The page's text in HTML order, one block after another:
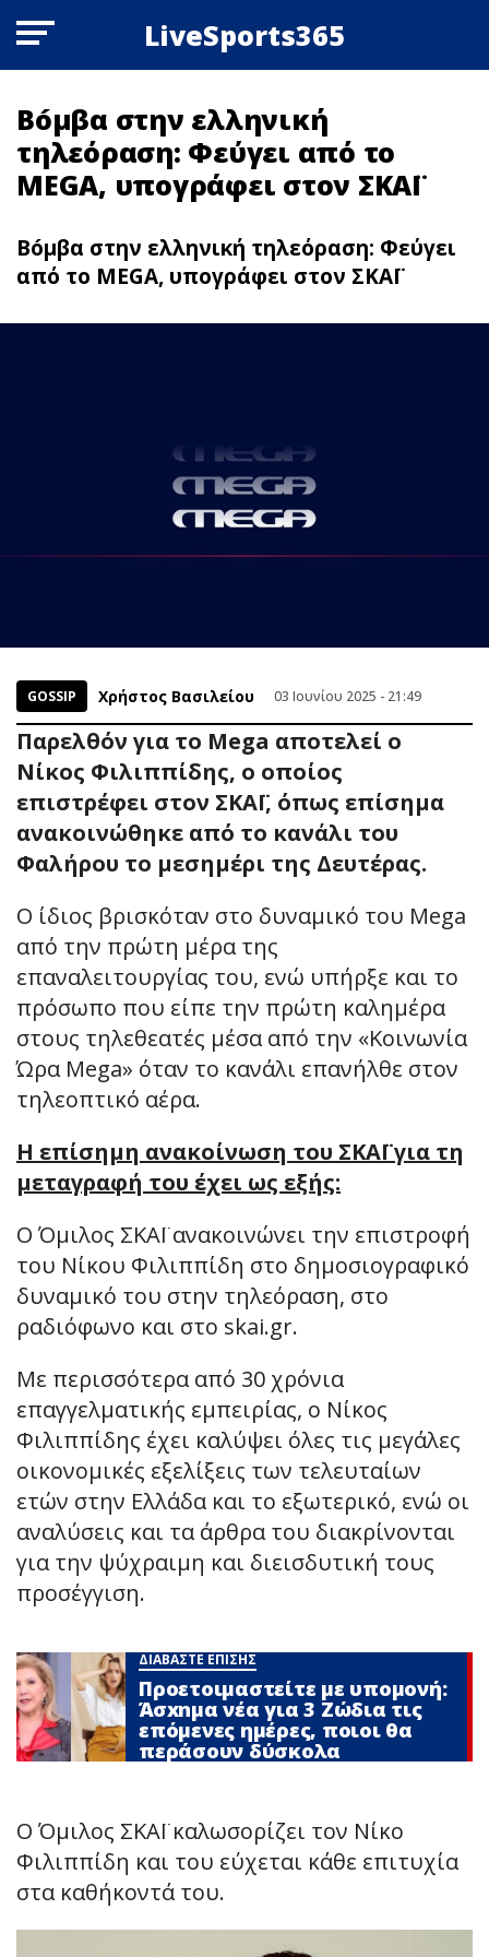
LiveSports365
Βóμβα στην ελληνική
τηλεόραση: Φεύγει από το
MEGA, υπογράφει στον ΣΚΑΪ
Βóμβα στην ελληνική τηλεόραση: Φεύγει
από το MEGA, υπογράφει στον ΣΚΑΪ
GOSSIP Χρήστος Βασιλείου 03 Ιουνίου 2025 - 21:49
Παρελθόν για το Mega αποτελεί ο
Νίκος Φιλιππίδης, ο οποίος
επιστρέφει στον ΣΚΑΪ, όπως επίσημα
ανακοινώθηκε από το κανάλι του
Φαλήρου το μεσημέρι της Δευτέρας.
Ο ίδιος βρισκόταν στο δυναμικό του Mega
από την πρώτη μέρα της
επαναλειτουργίας του, ενώ υπήρξε και το
πρόσωπο που είπε την πρώτη καλημέρα
στους τηλεθεατές μέσα από την «Κοινωνία
Ώρα Mega» όταν το κανάλι επανήλθε στον
τηλεοπτικό αέρα.
Η επίσημη ανακοίνωση του ΣΚΑΪ για τη
μεταγραφή του έχει ως εξής:
Ο Όμιλος ΣΚΑΪ ανακοινώνει την επιστροφή
του Νίκου Φιλιππίδη στο δημοσιογραφικό
δυναμικό του στην τηλεόραση, στο
ραδιόφωνο και στο skai.gr.
Με περισσότερα από 30 χρόνια
επαγγελματικής εμπειρίας, ο Νίκος
Φιλιππίδης έχει καλύψει όλες τις μεγάλες
οικονομικές εξελίξεις των τελευταίων
ετών στην Ελλάδα και το εξωτερικό, ενώ οι
αναλύσεις και τα άρθρα του διακρίνονται
για την ψύχραιμη και διεισδυτική τους
προσέγγιση.
ΔΙΑΒΑΣΤΕ ΕΠΙΣΗΣ
Προετοιμαστείτε με υπομονή:
Άσxnμα νέα για 3 Zώδια τις
επόμενες ημέρες, ποιοι θα
περάσουν δύσκολα
Ο Όμιλος ΣΚΑΪ καλωσορίζει τον Νίκο
Φιλιππίδη και του εύχεται κάθε επιτυχία
στα καθήκοντά του.